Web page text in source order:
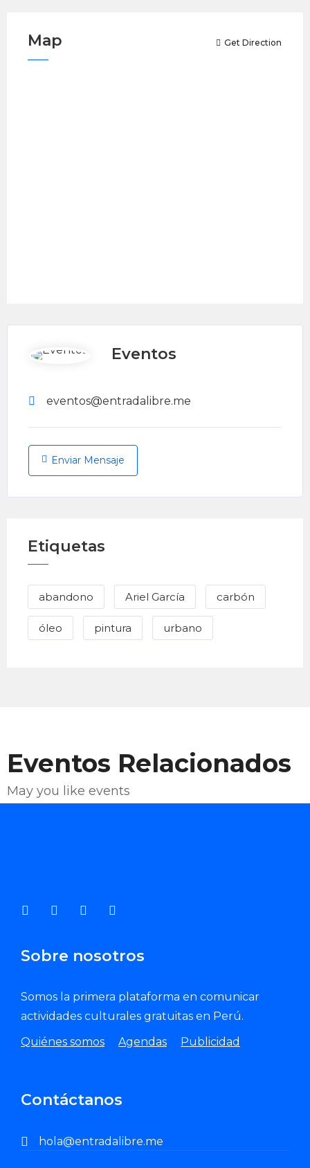
Map Get Direction
Eventos
eventos@entradalibre.me
Enviar Mensaje
Etiquetas
abandono Ariel García carbón
óleo pintura urbano
Eventos Relacionados
May you like events
Sobre nosotros
Somos la primera plataforma en comunicar
actividades culturales gratuitas en Perú.
Quiénes somos
Agendas Publicidad
Contáctanos
hola@entradalibre.me